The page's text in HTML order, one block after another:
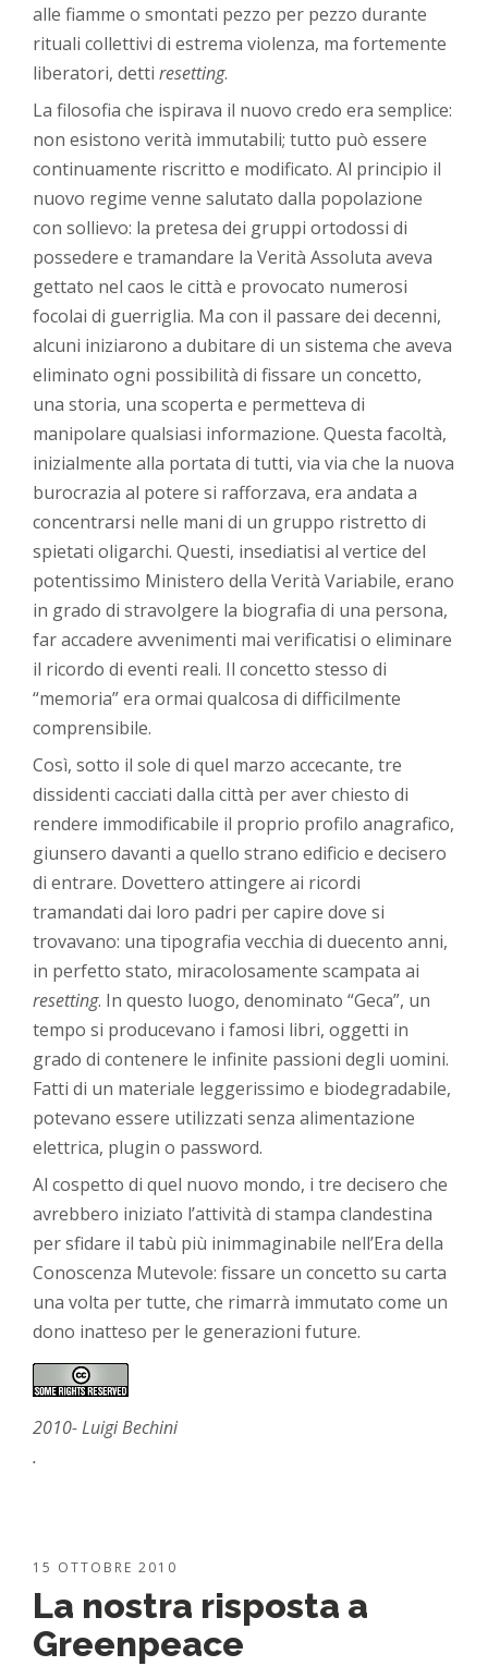
alle fiamme o smontati pezzo per pezzo durante
rituali collettivi di estrema violenza, ma fortemente
liberatori, dettiresetting.
La filosofia che ispirava il nuovo credo era semplice:
non esistono verità immutabili; tutto può essere
continuamente riscritto e modificato. Al principio il
nuovo regime venne salutato dalla popolazione
con sollievo: la pretesa dei gruppi ortodossi di
possedere e tramandare la Verità Assoluta aveva
gettato nel caos le città e provocato numerosi
focolai di guerriglia. Ma con il passare dei decenni,
alcuni iniziarono a dubitare di un sistema che aveva
eliminato ogni possibilità di fissare un concetto,
una storia, una scoperta e permetteva di
manipolare qualsiasi informazione. Questa facoltà,
inizialmente alla portata di tutti, via via che la nuova
burocrazia al potere si rafforzava, era andata a
concentrarsi nelle mani di un gruppo ristretto di
spietati oligarchi. Questi, insediatisi al vertice del
potentissimo Ministero della Verità Variabile, erano
in grado di stravolgere la biografia di una persona,
far accadere avvenimenti mai verificatisi o eliminare
il ricordo di eventi reali. Il concetto stesso di
“memoria” era ormai qualcosa di difficilmente
comprensibile.
Così, sotto il sole di quel marzo accecante, tre
dissidenti cacciati dalla città per aver chiesto di
rendere immodificabile il proprio profilo anagrafico,
giunsero davanti a quello strano edificio e decisero
di entrare. Dovettero attingere ai ricordi
tramandati dai loro padri per capire dove si
trovavano: una tipografia vecchia di duecento anni,
in perfetto stato, miracolosamente scampata ai
resetting. In questo luogo, denominato “Geca”, un
tempo si producevano i famosi libri, oggetti in
grado di contenere le infinite passioni degli uomini.
Fatti di un materiale leggerissimo e biodegradabile,
potevano essere utilizzati senza alimentazione
elettrica, plugin o password.
Al cospetto di quel nuovo mondo, i tre decisero che
avrebbero iniziato l’attività di stampa clandestina
per sfidare il tabù più inimmaginabile nell’Era della
Conoscenza Mutevole: fissare un concetto su carta
una volta per tutte, che rimarrà immutato come un
dono inatteso per le generazioni future.
2010- Luigi Bechini
.
15 OTTOBRE 2010
La nostra risposta a
Greenpeace